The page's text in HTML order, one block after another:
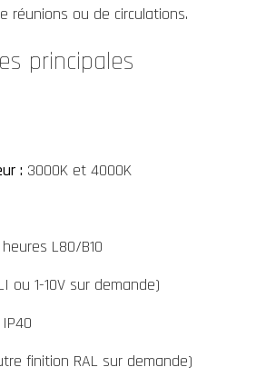
réunions ou de circulations.
principales
: 3000K et 4000K
L80/B10
ou 1-10V sur demande)
IP40
finition RAL sur demande)